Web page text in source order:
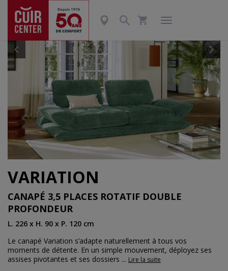
Précédent
VARIATION
CANAPÉ 3,5 PLACES ROTATIF DOUBLE
PROFONDEUR
L. 226 x H. 90 x P. 120 cm
Le canapé Variation s’adapte naturellement à tous vos
moments de détente. En un simple mouvement, déployez ses
assises pivotantes et ses dossiers ... Lire la suite